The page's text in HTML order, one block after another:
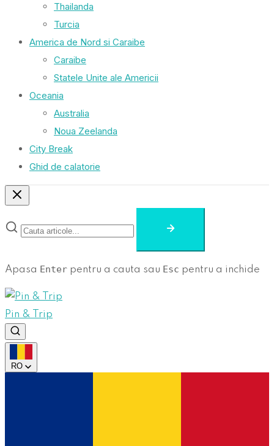
Thailanda
Turcia
America de Nord si Caraibe
Caraibe
Statele Unite ale Americii
Oceania
Australia
Noua Zeelanda
City Break
Ghid de calatorie
Apasa Enter pentru a cauta sau Esc pentru a inchide
Pin & Trip
RO